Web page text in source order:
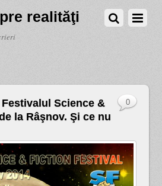
realităţi
Festivalul Science &
la Râşnov. Şi ce nu
0